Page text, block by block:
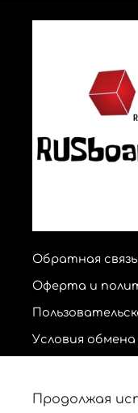
Обратная связь
Оферта и
Условия
Продолжая